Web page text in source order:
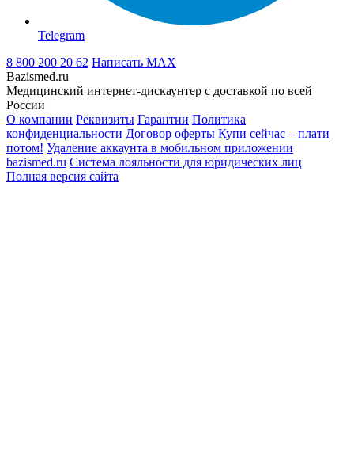
Telegram
8 800 200 20 62 Написать MAX
Bazismed.ru
Медицинский интернет-дискаунтер с доставкой по всей
России
О компании Реквизиты Гарантии Политика
конфиденциальности Договор оферты Купи сейчас – плати
потом! Удаление аккаунта в мобильном приложении
bazismed.ru Система лояльности для юридических лиц
Полная версия сайта